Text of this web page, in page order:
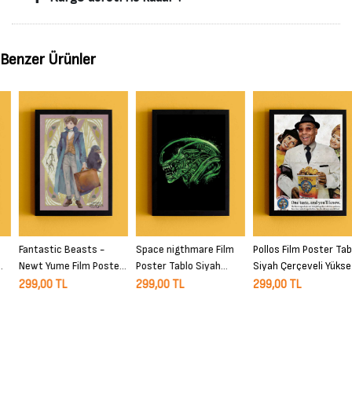
Benzer Ürünler
Fantastic Beasts -
Newt Yume Film Poster
Tablo Siyah Çerçeveli
299,00 TL
Space nigthmare Film
Poster Tablo Siyah
Çerçeveli Yüksek Kalite
299,00 TL
Pollos Film Poster Tablo
Siyah Çerçeveli Yüksek
Kalite Film Duvar Tablo
299,00 TL